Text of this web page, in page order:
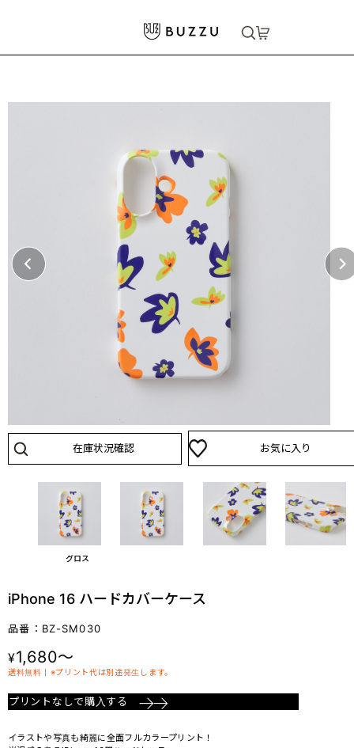
iPhone 16 ハードカバーケース
在庫状況確認 お気に入り
グロス
iPhone 16 ハードカバーケース
品番：BZ-SM030
¥1,680～
送料無料丨※プリント代は別途発生します。
プリントなしで購入する
イラストや写真も綺麗に全面フルカラープリント！